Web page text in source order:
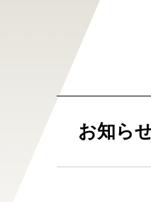
公演情報
学芸情報
施設・サービ
劇場案内
チケット購
お知ら